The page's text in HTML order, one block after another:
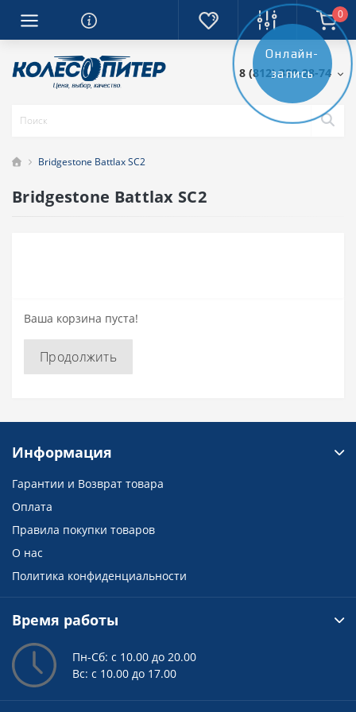
0
8 (812) 389-28-74
Bridgestone Battlax SC2
Bridgestone Battlax SC2
Ваша корзина пуста!
Продолжить
Онлайн-
запись
Информация
Гарантии и Возврат товара
Оплата
Правила покупки товаров
О нас
Политика конфиденциальности
Время работы
Пн-Сб: с 10.00 до 20.00
Вс: с 10.00 до 17.00